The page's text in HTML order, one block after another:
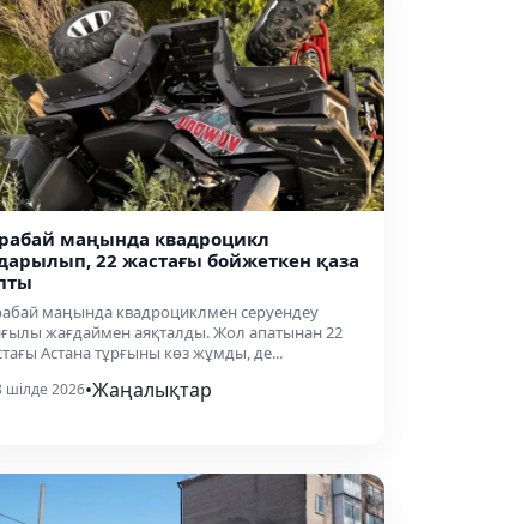
маңында квадроцикл
22 жастағы бойжеткен қаза
маңында квадроциклмен серуендеу
жағдаймен аяқталды. Жол апатынан 22
Астана тұрғыны көз жұмды, де...
шілде 2026•Жаңалықтар